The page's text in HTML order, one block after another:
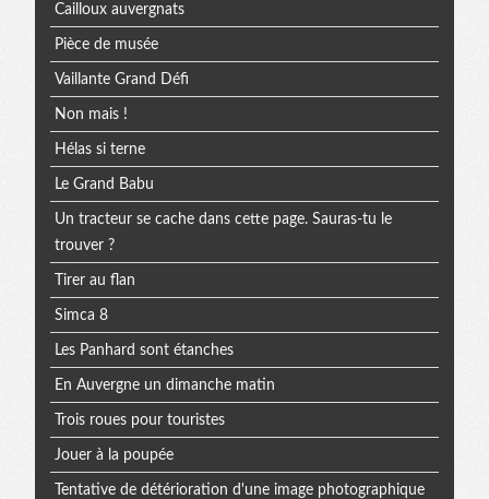
Cailloux auvergnats
Pièce de musée
Vaillante Grand Défi
Non mais !
Hélas si terne
Le Grand Babu
Un tracteur se cache dans cette page. Sauras-tu le
trouver ?
Tirer au flan
Simca 8
Les Panhard sont étanches
En Auvergne un dimanche matin
Trois roues pour touristes
Jouer à la poupée
Tentative de détérioration d'une image photographique